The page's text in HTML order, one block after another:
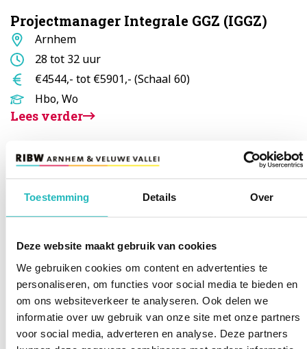
Toestemming Details Over
Deze website maakt gebruik van cookies
We gebruiken cookies om content en advertenties te
personaliseren, om functies voor social media te bieden en
om ons websiteverkeer te analyseren. Ook delen we
informatie over uw gebruik van onze site met onze partners
voor social media, adverteren en analyse. Deze partners
Projectmanager Integrale GGZ (IGGZ)
Standplaats
Arnhem
Aantal
uur
28 tot 32 uur
Salaris€4544,- tot €5901,- (Schaal 60)
Opleidingsniveau
Hbo, Wo
Lees verder
Medewerker begeleiding
Standplaats
Ede
Volwassenen
uur
Salaris€2888,- tot €3917,- (Schaal 40)
Opleidingsniveau
Mbo niveau 4
Lees verder